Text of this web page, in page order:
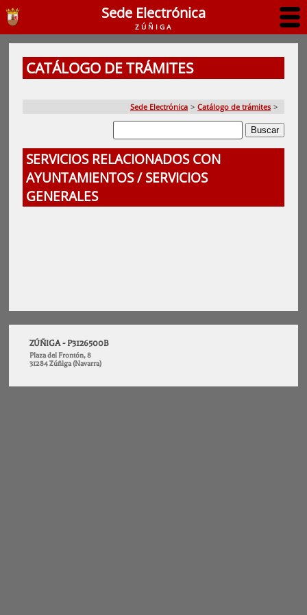
Sede Electrónica
ZÚÑIGA
CATÁLOGO DE TRÁMITES
Sede Electrónica > Catálogo de trámites >
SERVICIOS RELACIONADOS CON
AYUNTAMIENTOS / SERVICIOS
GENERALES
ZÚÑIGA - P3126500B
Plaza del Frontón, 8
31284 Zúñiga (Navarra)